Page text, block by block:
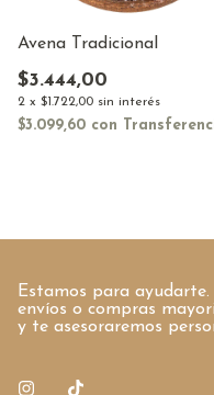
Avena Tradicional
$3.444,00
2 x $1.722,00 sin interés
$3.099,60 con
Estamos para
envíos o compras
y te asesoraremos